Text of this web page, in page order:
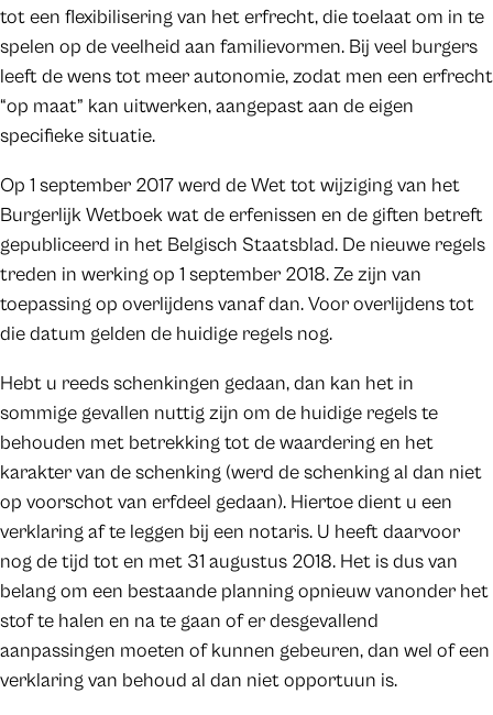
tot een flexibilisering van het erfrecht, die toelaat om in te
spelen op de veelheid aan familievormen. Bij veel burgers
leeft de wens tot meer autonomie, zodat men een erfrecht
“op maat” kan uitwerken, aangepast aan de eigen
specifieke situatie.
Op 1 september 2017 werd de Wet tot wijziging van het
Burgerlijk Wetboek wat de erfenissen en de giften betreft
gepubliceerd in het Belgisch Staatsblad. De nieuwe regels
treden in werking op 1 september 2018. Ze zijn van
toepassing op overlijdens vanaf dan. Voor overlijdens tot
die datum gelden de huidige regels nog.
Hebt u reeds schenkingen gedaan, dan kan het in
sommige gevallen nuttig zijn om de huidige regels te
behouden met betrekking tot de waardering en het
karakter van de schenking (werd de schenking al dan niet
op voorschot van erfdeel gedaan). Hiertoe dient u een
verklaring af te leggen bij een notaris. U heeft daarvoor
nog de tijd tot en met 31 augustus 2018. Het is dus van
belang om een bestaande planning opnieuw vanonder het
stof te halen en na te gaan of er desgevallend
aanpassingen moeten of kunnen gebeuren, dan wel of een
verklaring van behoud al dan niet opportuun is.